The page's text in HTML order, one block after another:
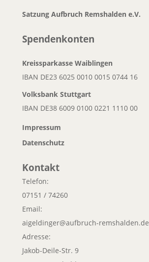
Satzung Aufbruch Remshalden e.V.
Spendenkonten
Kreissparkasse Waiblingen
IBAN DE23 6025 0010 0015 0744 16
Volksbank Stuttgart
IBAN DE38 6009 0100 0221 1110 00
Impressum
Datenschutz
Kontakt
Telefon:
07151 / 74260
Email:
aigeldinger@aufbruch-remshalden.de
Adresse:
Jakob-Deile-Str. 9